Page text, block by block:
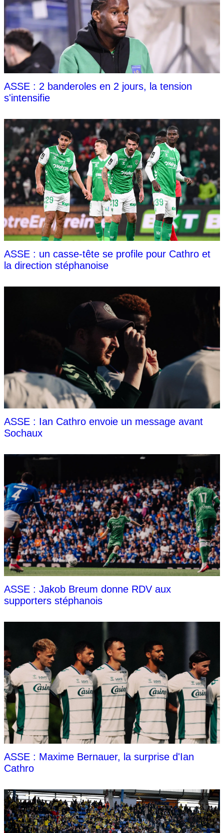
ASSE : 2 banderoles en 2 jours, la tension
s'intensifie
ASSE : un casse-tête se profile pour Cathro et
la direction stéphanoise
ASSE : Ian Cathro envoie un message avant
Sochaux
ASSE : Jakob Breum donne RDV aux
supporters stéphanois
ASSE : Maxime Bernauer, la surprise d'Ian
Cathro